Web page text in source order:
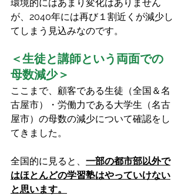
環境的にはあまり変化はありません
が、2040年には再び１割近くが減少し
てしまう見込みなのです。
＜生徒と講師という両面での
母数減少＞
ここまで、顧客である生徒（全国＆名
古屋市）・労働力である大学生（名古
屋市）の母数の減少について確認をし
てきました。
全国的に見ると、 一部の都市部以外で
はほとんどの学習塾はやっていけない
と思います。